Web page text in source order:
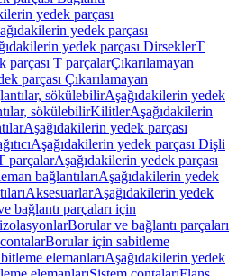
yedek parçası
yedek parçası
yedek parçası DirseklerT
parçası T parçalarÇıkarılamayan
parçası Çıkarılamayan
sökülebilirAşağıdakilerin yedek
sökülebilirKilitlerAşağıdakilerin
Aşağıdakilerin yedek parçası
Aşağıdakilerin yedek parçası Dişli
parçalarAşağıdakilerin yedek parçası
bağlantılarıAşağıdakilerin yedek
AksesuarlarAşağıdakilerin yedek
bağlantı parçaları için
Borular ve bağlantı parçaları
Borular için sabitleme
elemanlarıAşağıdakilerin yedek